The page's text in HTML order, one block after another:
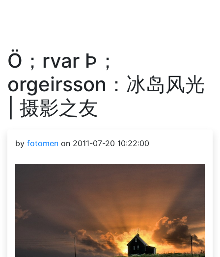
Ö；rvar Þ；
orgeirsson：冰岛风光
| 摄影之友
by fotomen on 2011-07-20 10:22:00